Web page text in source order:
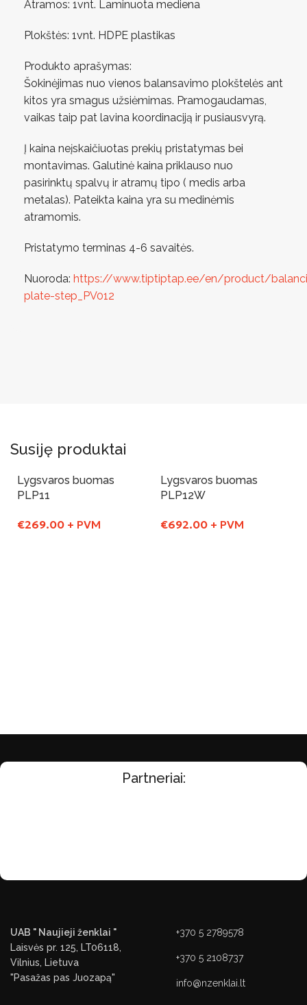
Atramos: 1vnt. Laminuota mediena
Plokštės: 1vnt. HDPE plastikas
Produkto aprašymas:
Šokinėjimas nuo vienos balansavimo plokštelės ant
kitos yra smagus užsiėmimas. Pramogaudamas,
vaikas taip pat lavina koordinaciją ir pusiausvyrą.
Į kaina neįskaičiuotas prekių pristatymas bei
montavimas. Galutinė kaina priklauso nuo
pasirinktų spalvų ir atramų tipo ( medis arba
metalas). Pateikta kaina yra su medinėmis
atramomis.
Pristatymo terminas 4-6 savaitės.
Nuoroda: https://www.tiptiptap.ee/en/product/
plate-step_PV012
Susiję produktai
Lygsvaros buomas
PLP11
€269.00 + PVM
Lygsvaros buomas
PLP12W
€692.00 + PVM
Partneriai:
UAB " Naujieji ženklai "
Laisvės pr. 125, LT06118,
Vilnius, Lietuva
"Pasažas pas Juozapą"
+370 5 2789578
+370 5 2108737
info@nzenklai.lt